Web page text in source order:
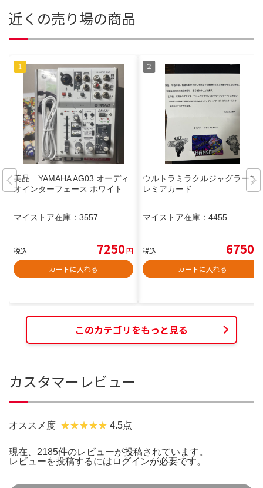
近くの売り場の商品
美品 YAMAHA AG03 オーディ
オインターフェース ホワイト
マイストア在庫： 3557
税込 7250円
カートに入れる
ウルトラミラクルジャグラープ
レミアカード
マイストア在庫： 4455
税込 6750
カートに入れる
このカテゴリをもっと見る
カスタマーレビュー
オススメ度 4.5点
現在、2185件のレビューが投稿されています。
レビューを投稿するには ログインが必要です。